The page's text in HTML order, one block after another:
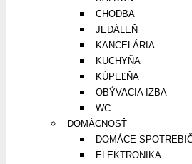
CHODBA
JEDÁLEŇ
KANCELÁRIA
KUCHYŇA
KÚPEĽŇA
OBÝVACIA IZBA
WC
DOMÁCNOSŤ
DOMÁCE
ELEKTRONIKA